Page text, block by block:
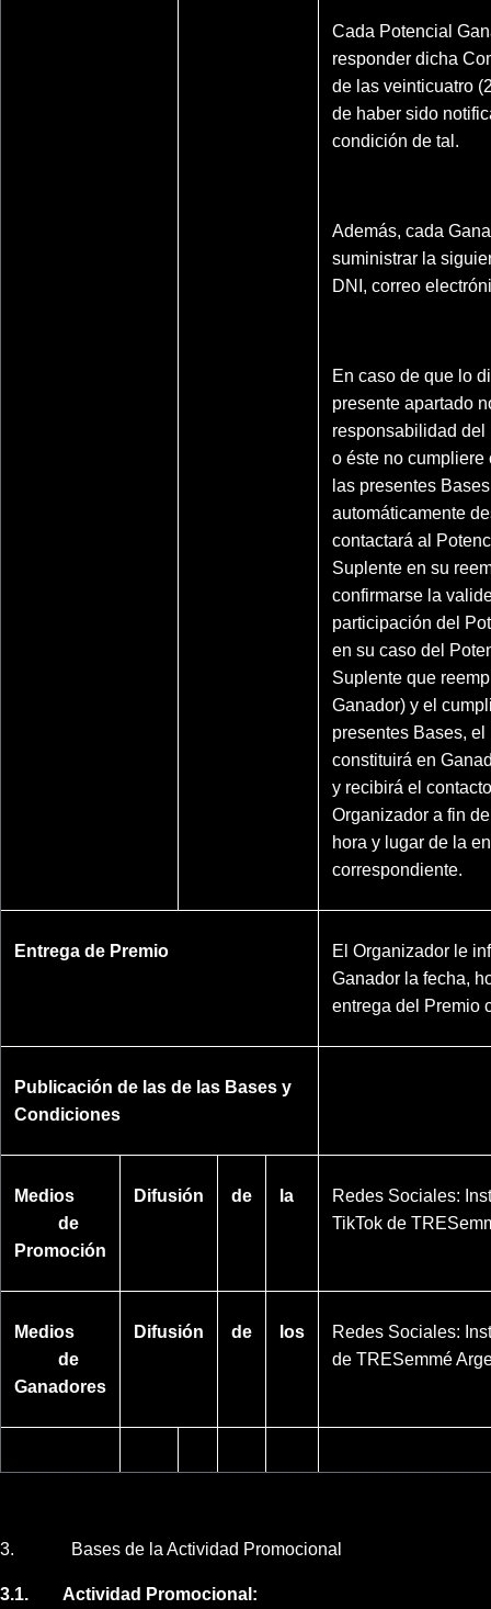
Cada Potencial
responder dicha
de las veinticuatro
de haber sido
condición de tal.
Además, cada
suministrar la
DNI, correo
En caso de que lo
presente apartado
responsabilidad
o éste no
las presentes
automáticamente
contactará al
Suplente en su
confirmarse la
participación del
en su caso del
Suplente que
Ganador) y el
presentes Bases, el
constituirá en
y recibirá el
Organizador a fin
hora y lugar de la
correspondiente.
Entrega de Premio
El Organizador le
Ganador la fecha,
entrega del Premio
Publicación de las de las Bases y
Condiciones
Medios
de
Promoción
Difusión de la
Redes Sociales:
TikTok de
Medios
de
Ganadores
Difusión de los
Redes Sociales:
de TRESemmé
3. Bases de la Actividad Promocional
3.1. Actividad Promocional: